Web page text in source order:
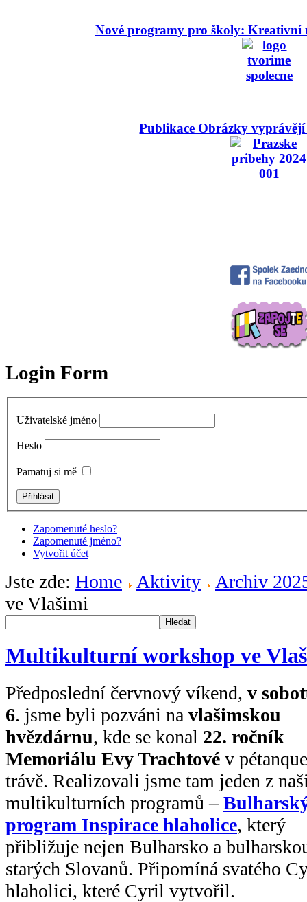
Nové programy pro školy: Kreativní
Publikace Obrázky
Login Form
Uživatelské jméno
Heslo
Pamatuj si mě
Zapomenuté heslo?
Zapomenuté jméno?
Vytvořit účet
Jste zde: Home Aktivity
Archiv
ve Vlašimi
Hledat
Multikulturní workshop ve
Předposlední červnový víkend, v
6. jsme byli pozváni na vlašimskou
hvězdárnu, kde se konal 22. ročník
Memoriálu Evy Trachtové v
trávě. Realizovali jsme tam jeden z
multikulturních programů –
program Inspirace hlaholice, který
přibližuje nejen Bulharsko a
starých Slovanů. Připomíná svatého
hlaholici, které Cyril vytvořil.